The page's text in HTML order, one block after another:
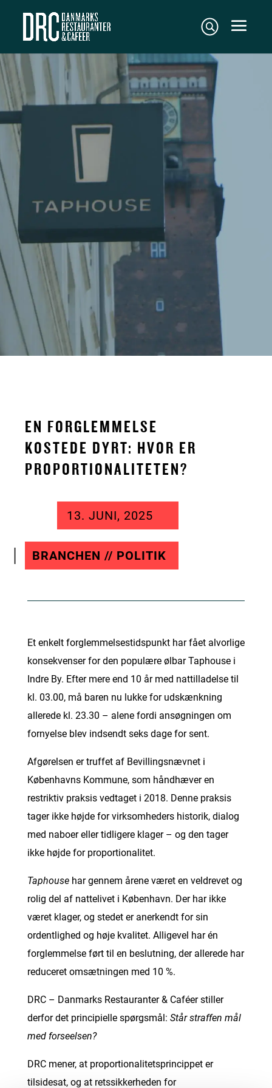
EN FORGLEMMELSE
KOSTEDE DYRT: HVOR ER
PROPORTIONALITETEN?
13. JUNI, 2025
BRANCHEN // POLITIK
Et enkelt forglemmelsestidspunkt har fået alvorlige
konsekvenser for den populære ølbar Taphouse i
Indre By. Efter mere end 10 år med nattilladelse til
kl. 03.00, må baren nu lukke for udskænkning
allerede kl. 23.30 – alene fordi ansøgningen om
fornyelse blev indsendt seks dage for sent.
Afgørelsen er truffet af Bevillingsnævnet i
Københavns Kommune, som håndhæver en
restriktiv praksis vedtaget i 2018. Denne praksis
tager ikke højde for virksomheders historik, dialog
med naboer eller tidligere klager – og den tager
ikke højde for proportionalitet.
Taphousehar gennem årene været en veldrevet og
rolig del af nattelivet i København. Der har ikke
været klager, og stedet er anerkendt for sin
ordentlighed og høje kvalitet. Alligevel har én
forglemmelse ført til en beslutning, der allerede har
reduceret omsætningen med 10 %.
DRC – Danmarks Restauranter & Caféer stiller
derfor det principielle spørgsmål: Står straffen mål
med forseelsen?
DRC mener, at proportionalitetsprincippet er
tilsidesat, og at retssikkerheden for